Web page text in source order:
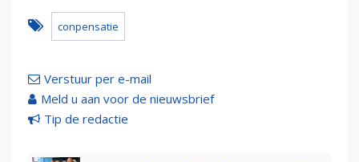
conpensatie
Verstuur per e-mail
Meld u aan voor de nieuwsbrief
Tip de redactie